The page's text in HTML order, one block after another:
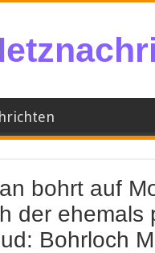
bohrt auf
der ehemals
Bohrloch